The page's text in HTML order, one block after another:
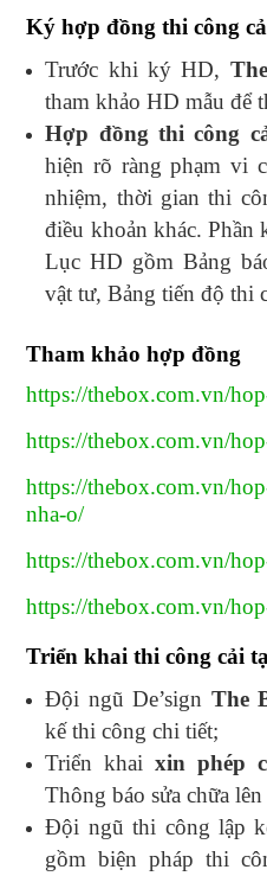
Ký hợp đồng thi công
Trước khi ký HD,
tham khảo HD mẫu để
Hợp đồng thi công
hiện rõ ràng phạm vi
nhiệm, thời gian thi
điều khoản khác. Phần
Lục HD gồm Bảng
vật tư, Bảng tiến độ thi
Tham khảo hợp đồng
https://thebox.com.vn/
https://thebox.com.vn/
https://thebox.com.vn/
nha-o/
https://thebox.com.vn/
https://thebox.com.vn/
Triển khai thi công cải
Đội ngũ De’sign The
kế thi công chi tiết;
Triển khaixin phép
Thông báo sửa chữa
Đội ngũ thi công lập
gồm biện pháp thi